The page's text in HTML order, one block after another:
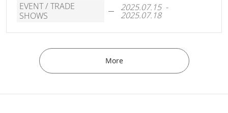
EVENT / TRADE
SHOWS
2025.07.15 -
2025.07.18
More